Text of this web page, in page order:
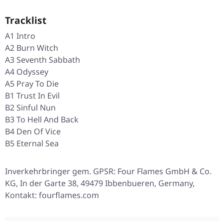
Tracklist
A1 Intro
A2 Burn Witch
A3 Seventh Sabbath
A4 Odyssey
A5 Pray To Die
B1 Trust In Evil
B2 Sinful Nun
B3 To Hell And Back
B4 Den Of Vice
B5 Eternal Sea
Inverkehrbringer gem. GPSR: Four Flames GmbH & Co.
KG, In der Garte 38, 49479 Ibbenbueren, Germany,
Kontakt: fourflames.com